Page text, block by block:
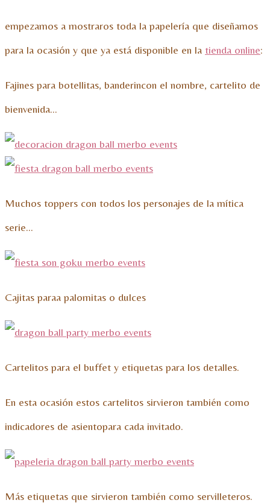
empezamos a mostraros toda la papelería que diseñamos
para la ocasión y que ya está disponible en la tienda online:
Fajines para botellitas, banderincon el nombre, cartelito de
bienvenida…
Muchos toppers con todos los personajes de la mítica
serie…
Cajitas paraa palomitas o dulces
Cartelitos para el buffet y etiquetas para los detalles.
En esta ocasión estos cartelitos sirvieron también como
indicadores de asientopara cada invitado.
Más etiquetas que sirvieron también como servilleteros.